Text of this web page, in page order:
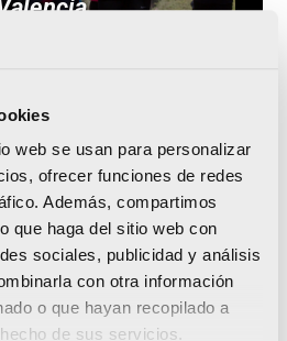
web se usan para personalizar
ofrecer funciones de redes
Además, compartimos
que haga del sitio web con
sociales, publicidad y análisis
con otra información
o que hayan recopilado a
de sus servicios.